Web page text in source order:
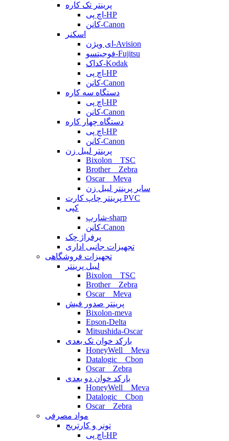
پرینتر تک کاره
اچ پی-HP
کانن-Canon
اسکنر
ای ویژن-Avision
فوجیتسو-Fujitsu
کداک-Kodak
اچ پی-HP
کانن-Canon
دستگاه سه کاره
اچ پی-HP
کانن-Canon
دستگاه چهار کاره
اچ پی-HP
کانن-Canon
پرینتر لیبل زن
Bixolon _ TSC
Brother _ Zebra
Oscar _ Meva
سایر پرینتر لیبل زن
پرینتر چاپ کارت PVC
کپی
شارپ-sharp
کانن-Canon
پرفراژ چک
تجهیزات جانبی اداری
تجهیزات فروشگاهی
لیبل پرینتر
Bixolon _ TSC
Brother _ Zebra
Oscar _ Meva
پرینتر صدور فیش
Bixolon-meva
Epson-Delta
Mitsushida-Oscar
بارکد خوان تک بعدی
HoneyWell _ Meva
Datalogic _ Cbon
Oscar _ Zebra
بارکد خوان دو بعدی
HoneyWell _ Meva
Datalogic _ Cbon
Oscar _ Zebra
مواد مصرفی
تونر و کارتریج
اچ پی-HP